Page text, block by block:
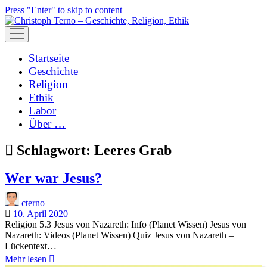
Press "Enter" to skip to content
open
menu
Startseite
Geschichte
Religion
Ethik
Labor
Über …
Schlagwort: Leeres Grab
Wer war Jesus?
cterno
10. April 2020
Religion 5.3 Jesus von Nazareth: Info (Planet Wissen) Jesus von
Nazareth: Videos (Planet Wissen) Quiz Jesus von Nazareth –
Lückentext…
Mehr lesen Wer